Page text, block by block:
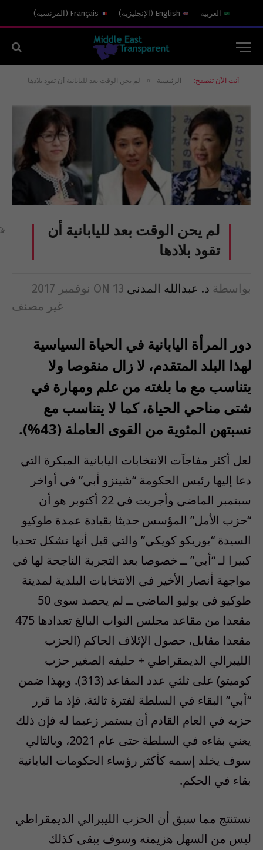
العربية English
( الإنجليزية)
Français
( الفرنسية)
أنت الآن تتصفح: الرئيسية » لم يحن الوقت بعد لليابانية أن تقود بلادها
لم يحن الوقت بعد لليابانية أن
تقود بلادها
بواسطة د. عبدالله المدني ON 13 نوفمبر 2017
غير مصنف
دور المرأة اليابانية في الحياة السياسية
لهذا البلد المتقدم، لا زال منقوصا ولا
يتناسب مع ما بلغته من علم ومهارة في
شتى مناحي الحياة، كما لا يتناسب مع
نسبتهن المئوية من القوى العاملة (43%).
لعل أكثر مفاجآت الانتخابات اليابانية المبكرة التي
دعا إليها رئيس الحكومة “شينزو أبي” في أواخر
سبتمبر الماضي وأجريت في 22 أكتوبر هو أن
“حزب الأمل” المؤسس حديثا بقيادة عمدة طوكيو
السيدة “يوريكو كويكي” والتي قيل أنها تشكل تحديا
كبيرا لـ “أبي” ــ خصوصا بعد التجربة الناجحة لها في
مواجهة أنصار الأخير في الانتخابات البلدية لمدينة
طوكيو في يوليو الماضي ــ لم يحصد سوى 50
مقعدا من مقاعد مجلس النواب البالغ تعدادها 475
مقعدا مقابل، حصول الإئلاف الحاكم (الحزب
الليبرالي الديمقراطي + حليفه الصغير حزب
كوميتو) على ثلثي عدد المقاعد (313). وبهذا ضمن
“أبي” البقاء في السلطة لفترة ثالثة. فإذ ما قرر
حزبه في العام القادم أن يستمر زعيما له فإن ذلك
يعني بقاءه في السلطة حتى عام 2021، وبالتالي
سوف يخلد إسمه كأكثر رؤساء الحكومات اليابانية
بقاء في الحكم.
نستنتج مما سبق أن الحزب الليبرالي الديمقراطي
ليس من السهل هزيمته وسوف يبقى كذلك